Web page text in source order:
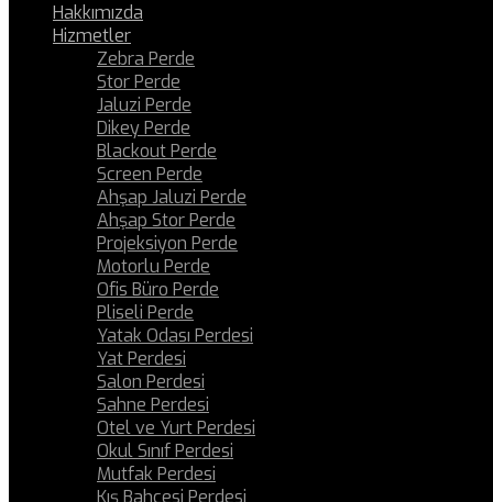
Hakkımızda
Hizmetler
Zebra Perde
Stor Perde
Jaluzi Perde
Dikey Perde
Blackout Perde
Screen Perde
Ahşap Jaluzi Perde
Ahşap Stor Perde
Projeksiyon Perde
Motorlu Perde
Ofis Büro Perde
Pliseli Perde
Yatak Odası Perdesi
Yat Perdesi
Salon Perdesi
Sahne Perdesi
Otel ve Yurt Perdesi
Okul Sınıf Perdesi
Mutfak Perdesi
Kış Bahçesi Perdesi